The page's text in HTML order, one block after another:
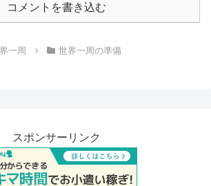
コメントを書き込む
一周 世界一周の準備
スポンサーリンク